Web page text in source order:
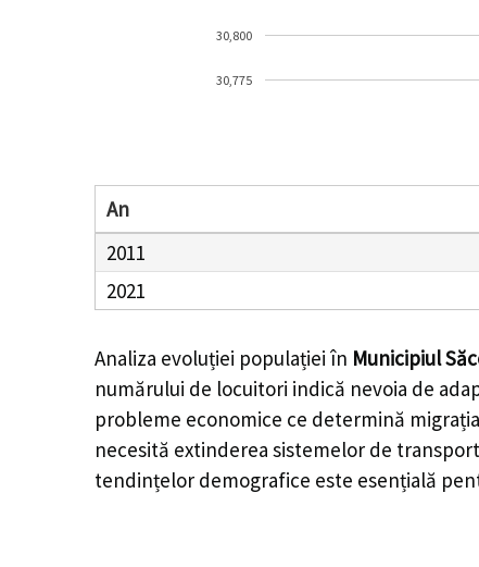
30,775
30,800
An
2011
2021
Analiza evoluției populației în Municipiul
numărului de locuitori indică nevoia de
probleme economice ce determină
necesită extinderea sistemelor de
tendințelor demografice este esențială